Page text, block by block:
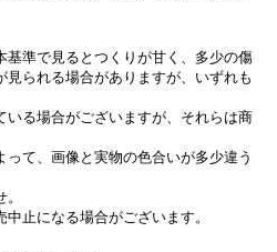
準で見るとつくりが甘く、多少の傷
られる場合がありますが、いずれも
る場合がございますが、それらは商
て、画像と実物の色合いが多少違う
止になる場合がございます。